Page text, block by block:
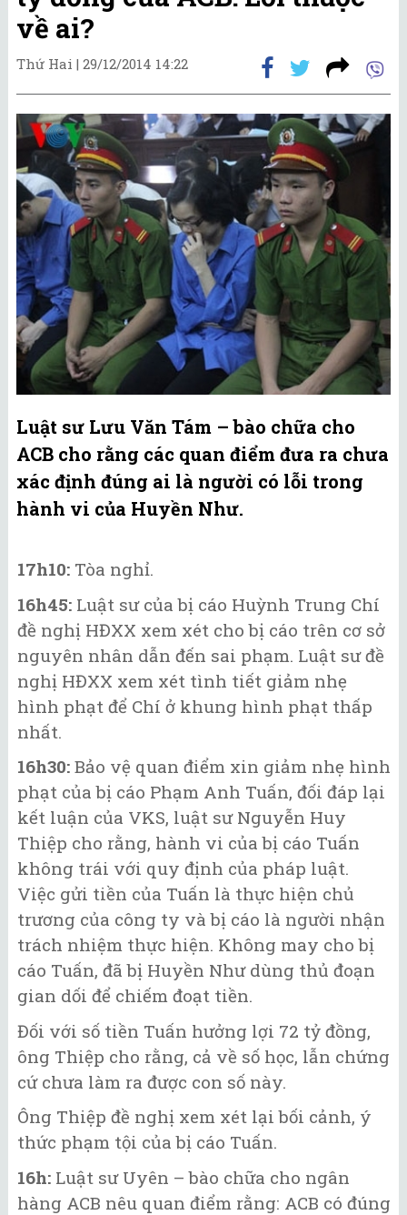
về ai?
Thứ Hai | 29/12/2014 14:22
Luật sư Lưu Văn Tám – bào chữa cho
ACB cho rằng các quan điểm đưa ra chưa
xác định đúng ai là người có lỗi trong
hành vi của Huyền Như.
17h10: Tòa nghỉ.
16h45: Luật sư của bị cáo Huỳnh Trung Chí
đề nghị HĐXX xem xét cho bị cáo trên cơ sở
nguyên nhân dẫn đến sai phạm. Luật sư đề
nghị HĐXX xem xét tình tiết giảm nhẹ
hình phạt để Chí ở khung hình phạt thấp
nhất.
16h30: Bảo vệ quan điểm xin giảm nhẹ hình
phạt của bị cáo Phạm Anh Tuấn, đối đáp lại
kết luận của VKS, luật sư Nguyễn Huy
Thiệp cho rằng, hành vi của bị cáo Tuấn
không trái với quy định của pháp luật.
Việc gửi tiền của Tuấn là thực hiện chủ
trương của công ty và bị cáo là người nhận
trách nhiệm thực hiện. Không may cho bị
cáo Tuấn, đã bị Huyền Như dùng thủ đoạn
gian dối để chiếm đoạt tiền.
Đối với số tiền Tuấn hưởng lợi 72 tỷ đồng,
ông Thiệp cho rằng, cả về số học, lẫn chứng
cứ chưa làm ra được con số này.
Ông Thiệp đề nghị xem xét lại bối cảnh, ý
thức phạm tội của bị cáo Tuấn.
16h: Luật sư Uyên – bào chữa cho ngân
hàng ACB nêu quan điểm rằng: ACB có đúng